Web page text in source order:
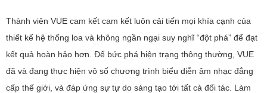
Thành viên VUE cam kết cam kết luôn cải tiến mọi khía cạnh của
thiết kế hệ thống loa và không ngần ngại suy nghĩ “đột phá” để đạt
kết quả hoàn hảo hơn. Để bức phá hiện trạng thông thường, VUE
đã và đang thực hiện vô số chương trình biểu diễn âm nhạc đẳng
cấp thế giới, và đáp ứng sự tự do sáng tạo tới tất cả đối tác. Làm